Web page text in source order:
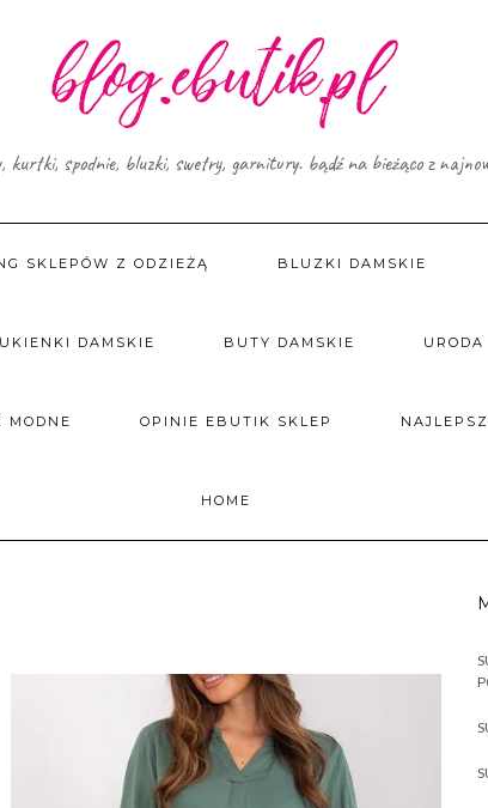
kurtki, spodnie, bluzki, swetry, garnitury. bądź na bieżąco z
SKLEPÓW Z ODZIEŻĄ BLUZKI DAMSKIE
DAMSKIE BUTY DAMSKIE URODA
OPINIE EBUTIK SKLEP
HOME